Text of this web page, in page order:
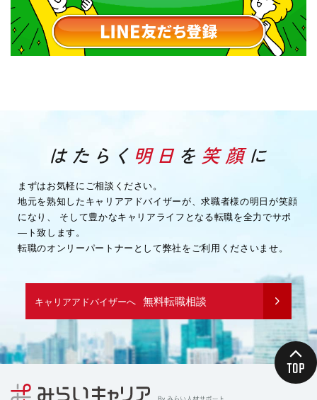
まずはお気軽にご相談ください。
地元を熟知したキャリアアドバイザーが、求職者様の明日が笑顔
になり、
そして豊かなキャリアライフとなる転職を全力でサポ
―ト致します。
転職のオンリーパートナーとして弊社をご利用くださいませ。
キャリアアドバイザーへ 無料転職相談